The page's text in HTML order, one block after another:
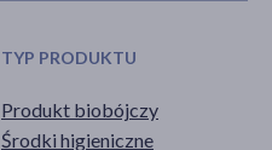
TYP PRODUKTU
Produkt biobójczy
Środki higieniczne